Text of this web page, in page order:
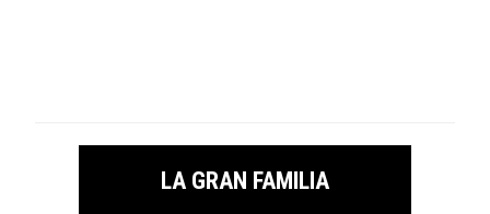
LA GRAN FAMILIA